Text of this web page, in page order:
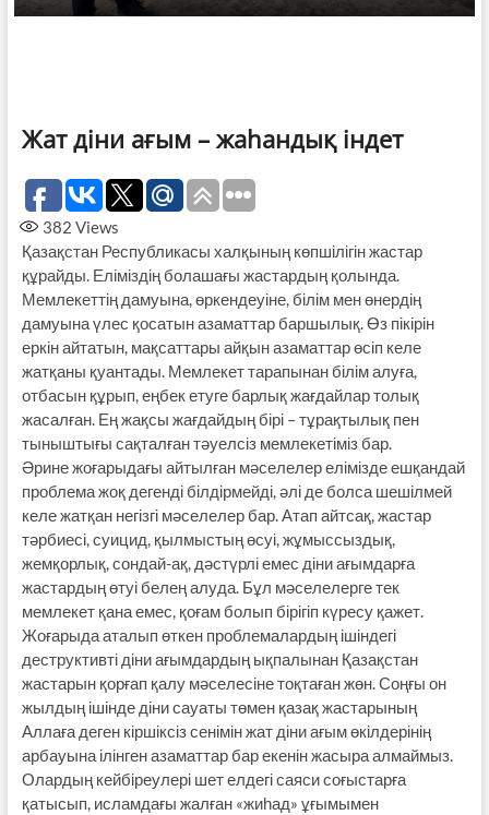
Жат діни ағым – жаһандық індет
382 Views
Қазақстан Республикасы халқының көпшілігін жастар
құрайды. Еліміздің болашағы жастардың қолында.
Мемлекеттің дамуына, өркендеуіне, білім мен өнердің
дамуына үлес қосатын азаматтар баршылық. Өз пікірін
еркін айтатын, мақсаттары айқын азаматтар өсіп келе
жатқаны қуантады. Мемлекет тарапынан білім алуға,
отбасын құрып, еңбек етуге барлық жағдайлар толық
жасалған. Ең жақсы жағдайдың бірі – тұрақтылық пен
тыныштығы сақталған тәуелсіз мемлекетіміз бар.
Әрине жоғарыдағы айтылған мәселелер елімізде ешқандай
проблема жоқ дегенді білдірмейді, әлі де болса шешілмей
келе жатқан негізгі мәселелер бар. Атап айтсақ, жастар
тәрбиесі, суицид, қылмыстың өсуі, жұмыссыздық,
жемқорлық, сондай-ақ, дәстүрлі емес діни ағымдарға
жастардың өтуі белең алуда. Бұл мәселелерге тек
мемлекет қана емес, қоғам болып бірігіп күресу қажет.
Жоғарыда аталып өткен проблемалардың ішіндегі
деструктивті діни ағымдардың ықпалынан Қазақстан
жастарын қорғап қалу мәселесіне тоқтаған жөн. Соңғы он
жылдың ішінде діни сауаты төмен қазақ жастарының
Аллаға деген кіршіксіз сенімін жат діни ағым өкілдерінің
арбауына ілінген азаматтар бар екенін жасыра алмаймыз.
Олардың кейбіреулері шет елдегі саяси соғыстарға
қатысып, исламдағы жалған «жиһад» ұғымымен